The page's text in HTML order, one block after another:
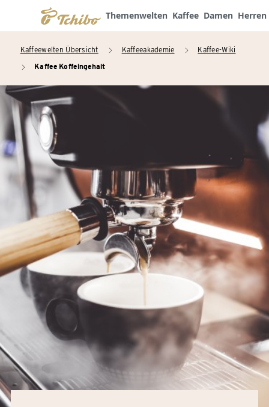
Themenwelten Kaffee Damen Herren
Kaffeewelten Übersicht arrow_right Kaffeeakademie arrow_right Kaffee-Wiki
arrow_right Kaffee Koffeingehalt